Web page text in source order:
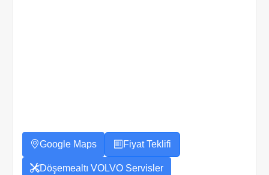
Google Maps Fiyat Teklifi
Döşemealtı VOLVO Servisler